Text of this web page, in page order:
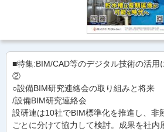
■特集:BIM/CAD等のデジタル技術の活用
②
○設備BIM研究連絡会の取り組みと将来
/設備BIM研究連絡会
設研連は10社でBIM標準化を推進し、非
ごとに分けて協力して検討。成果を社内